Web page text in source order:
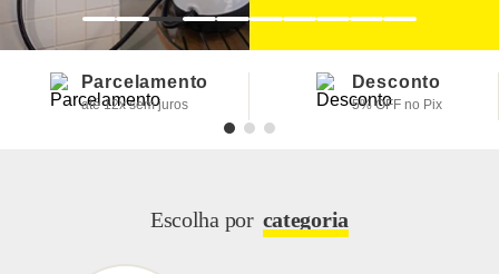
Parcelamento
até 12x sem juros
Desconto
5% OFF no Pix
Escolha por categoria